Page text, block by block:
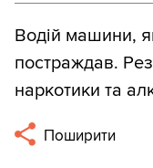
Водій машини,
постраждав.
наркотики та
Поширити